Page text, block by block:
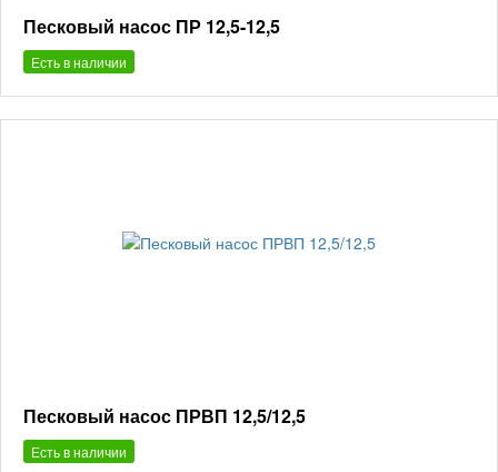
Песковый насос ПР 12,5-12,5
Есть в наличии
Песковый насос ПРВП 12,5/12,5
Есть в наличии